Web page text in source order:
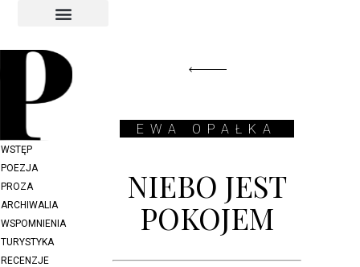
WSTĘP
POEZJA
PROZA
ARCHIWALIA
WSPOMNIENIA
TURYSTYKA
RECENZJE
EWA OPAŁKA
NIEBO JEST
POKOJEM